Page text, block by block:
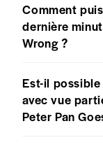
Comment
dernière
Wrong ?
Est-il
avec vue
Peter Pan